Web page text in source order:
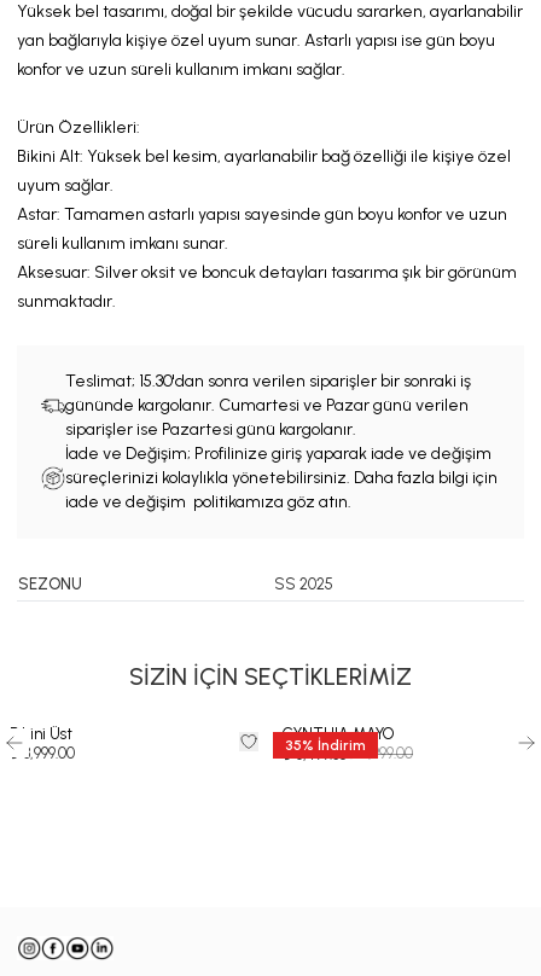
Yüksek bel tasarımı, doğal bir şekilde vücudu sararken, ayarlanabilir
yan bağlarıyla kişiye özel uyum sunar. Astarlı yapısı ise gün boyu
konfor ve uzun süreli kullanım imkanı sağlar.
Ürün Özellikleri:
Bikini Alt: Yüksek bel kesim, ayarlanabilir bağ özelliği ile kişiye özel
uyum sağlar.
Astar: Tamamen astarlı yapısı sayesinde gün boyu konforve uzun
süreli kullanım imkanı sunar.
Aksesuar: Silveroksitve boncukdetayları tasarıma şık bir görünüm
sunmaktadır.
Teslimat; 15.30'dan sonra verilen siparişler bir sonraki iş
gününde kargolanır. Cumartesi ve Pazar günü verilen
siparişler ise Pazartesi günü kargolanır.
İade ve Değişim; Profilinize giriş yaparak iade ve değişim
süreçlerinizi kolaylıkla yönetebilirsiniz. Daha fazla bilgi için
iade ve değişim politikamıza göz atın.
SEZONU SS 2025
SİZİN İÇİN SEÇTİKLERİMİZ
Bikini Üst
₺ 3,999.00
35% İndirim
CYNTHIA MAYO
₺ 6,499.35 ₺ 9,999.00